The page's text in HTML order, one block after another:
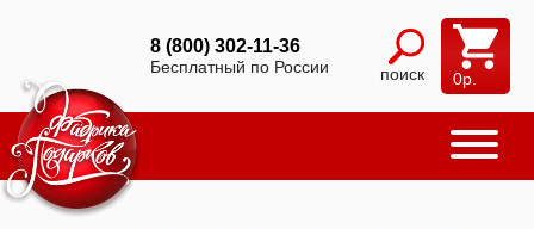
8 (800) 302-11-36
Бесплатный по России поиск 0р.